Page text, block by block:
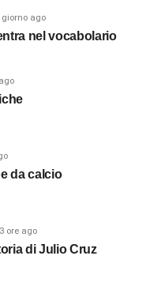
giorno ago
nel vocabolario
da calcio
ore ago
di Julio Cruz